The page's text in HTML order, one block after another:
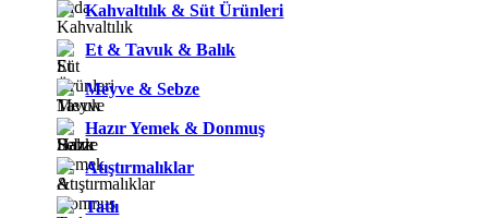
Kahvaltılık & Süt Ürünleri
Et & Tavuk & Balık
Meyve & Sebze
Hazır Yemek & Donmuş
Atıştırmalıklar
Tatlı